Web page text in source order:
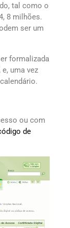
tal como o
8 milhões.
ser um
formalizada
, e, uma vez
ou com
de